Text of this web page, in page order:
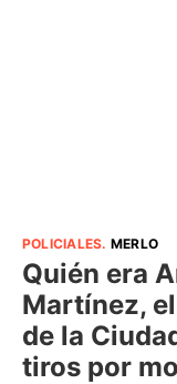
POLICIALES. MERLO
Quién era
Martínez,
de la
tiros por